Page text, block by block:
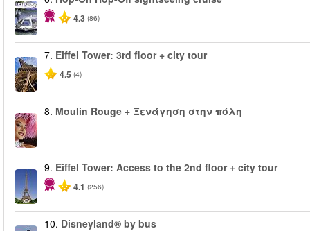
4.3 (86)
7. Eiffel Tower: 3rd floor + city tour
4.5 (4)
8. Moulin Rouge + Ξενάγηση στην πόλη
9. Eiffel Tower: Access to the 2nd floor + city tour
4.1 (256)
10. Disneyland® by bus